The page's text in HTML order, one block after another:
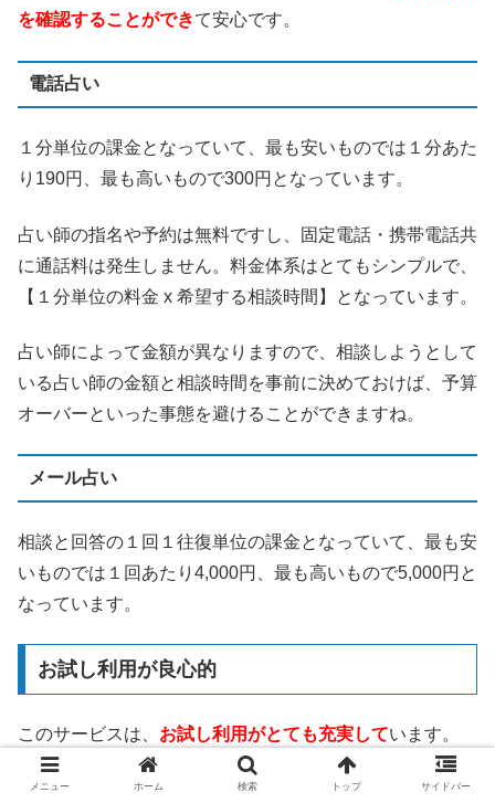
を確認することができて安心です。
電話占い
１分単位の課金となっていて、最も安いものでは１分あた
り190円、最も高いもので300円となっています。
占い師の指名や予約は無料ですし、固定電話・携帯電話共
に通話料は発生しません。料金体系はとてもシンプルで、
【１分単位の料金 x 希望する相談時間】となっています。
占い師によって金額が異なりますので、相談しようとして
いる占い師の金額と相談時間を事前に決めておけば、予算
オーバーといった事態を避けることができますね。
メール占い
相談と回答の１回１往復単位の課金となっていて、最も安
いものでは１回あたり4,000円、最も高いもので5,000円と
なっています。
お試し利用が良心的
このサービスは、 お試し利用がとても充実しています。
メニュー ホーム 検索 トップ サイドバー